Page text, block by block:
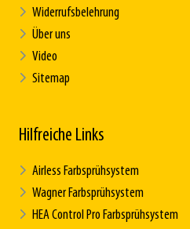
Widerrufsbelehrung
Über uns
Video
Sitemap
Hilfreiche Links
Airless Farbsprühsystem
Wagner Farbsprühsystem
HEA Control Pro Farbsprühsystem